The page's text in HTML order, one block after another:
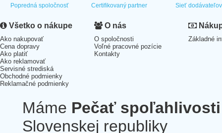
Popredná spoločnosť Certifikovaný partner Sieť dodávateľov
Všetko o nákupe
Ako nakupovať
Cena dopravy
Ako platiť
Ako reklamovať
Servisné strediská
Obchodné podmienky
Reklamačné podmienky
O nás
O spoločnosti
Voľné pracovné pozície
Kontakty
Základné
Máme Pečať spoľahlivosti
Slovenskej republiky